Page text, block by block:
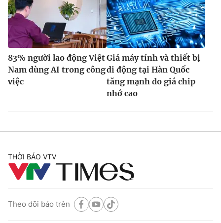
83% người lao động Việt
Nam dùng AI trong công
việc
Giá máy tính và thiết bị
di động tại Hàn Quốc
tăng mạnh do giá chip
nhớ cao
THỜI BÁO VTV
Theo dõi báo trên